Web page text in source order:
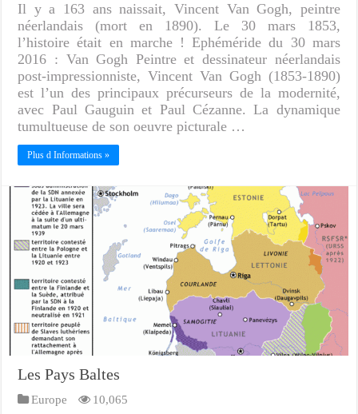
Il y a 163 ans naissait, Vincent Van Gogh, peintre
néerlandais (mort en 1890). Le 30 mars 1853,
l’histoire était en marche ! Ephéméride du 30 mars
2016 : Van Gogh Peintre et dessinateur néerlandais
post-impressionniste, Vincent Van Gogh (1853-1890)
est l’un des principaux précurseurs de la modernité,
avec Paul Gauguin et Paul Cézanne. La dynamique
tumultueuse de son oeuvre picturale …
Plus d Informations »
Les Pays Baltes
Europe 10,065